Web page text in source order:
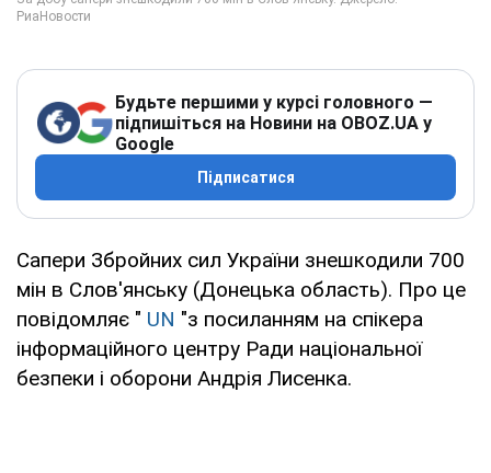
Будьте першими у курсі головного —
підпишіться на Новини на OBOZ.UA у
Google
Підписатися
Сапери Збройних сил України знешкодили 700
мін в Слов'янську (Донецька область). Про це
повідомляє " UN "з посиланням на спікера
інформаційного центру Ради національної
безпеки і оборони Андрія Лисенка.